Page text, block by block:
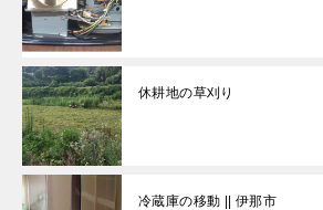
休耕地の草刈り
冷蔵庫の移動 || 伊那市